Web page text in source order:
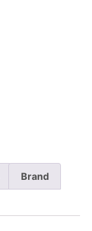
Brand